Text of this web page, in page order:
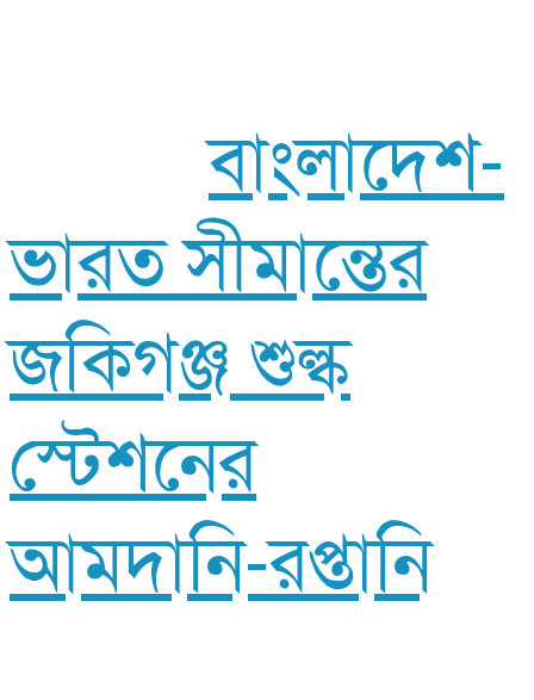
বাংলাদেশ-
ভারত সীমান্তের
জকিগঞ্জ শুল্ক
স্টেশনের
আমদানি-রপ্তানি